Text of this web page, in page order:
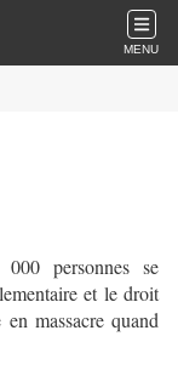
MENU
personnes se
et le droit
massacre quand